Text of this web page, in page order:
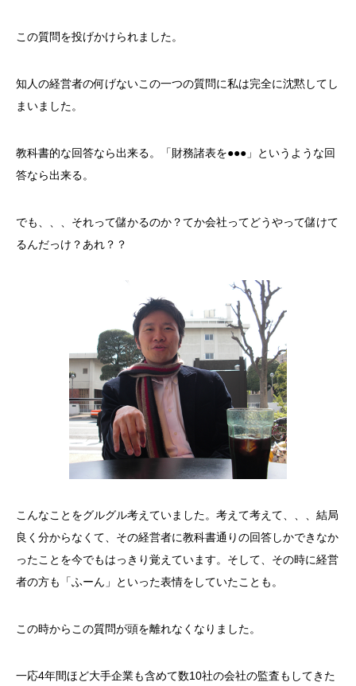
この質問を投げかけられました。
知人の経営者の何げないこの一つの質問に私は完全に沈黙してし
まいました。
教科書的な回答なら出来る。「財務諸表を●●●」というような回
答なら出来る。
でも、、、それって儲かるのか？てか会社ってどうやって儲けて
るんだっけ？あれ？？
こんなことをグルグル考えていました。考えて考えて、、、結局
良く分からなくて、その経営者に教科書通りの回答しかできなか
ったことを今でもはっきり覚えています。そして、その時に経営
者の方も「ふーん」といった表情をしていたことも。
この時からこの質問が頭を離れなくなりました。
一応4年間ほど大手企業も含めて数10社の会社の監査もしてきた